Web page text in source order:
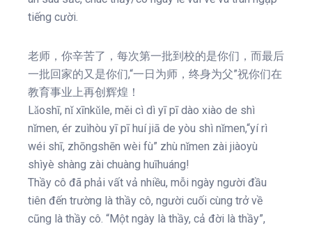
tiếng cười.
老师，你辛苦了，每次第一批到校的是你们，而最后
一批回家的又是你们,“一日为师，终身为父”祝你们在
教育事业上再创辉煌！
Lǎoshī, nǐ xīnkǔle, měi cì dì yī pī dào xiào de shì
nǐmen, ér zuìhòu yī pī huí jiā de yòu shì nǐmen,“yí rì
wéi shī, zhōngshēn wèi fù” zhù nǐmen zài jiàoyù
shìyè shàng zài chuàng huīhuáng!
Thầy cô đã phải vất vả nhiều, mỗi ngày người đầu
tiên đến trường là thầy cô, người cuối cùng trở về
cũng là thầy cô. “Một ngày là thầy, cả đời là thầy”,